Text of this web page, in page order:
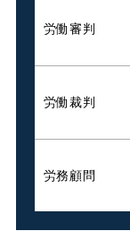
労働審判
労働裁判
労務顧問